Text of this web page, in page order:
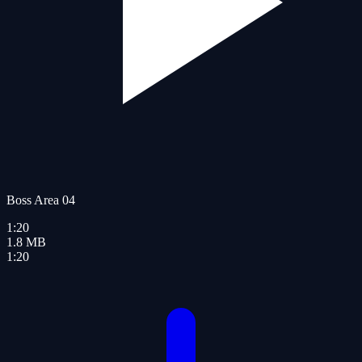
Boss Area 04
1:20
1.8 MB
1:20